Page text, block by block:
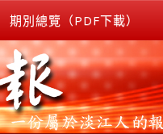
期別總覽（PDF下載）